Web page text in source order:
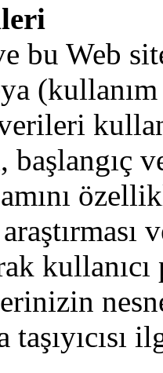
bu Web
(kullanım
, başlangıç
araştırması
kullanıcı
taşıyıcısı